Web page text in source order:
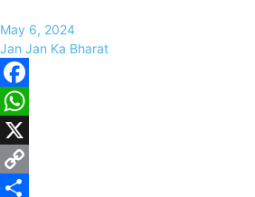
May 6, 2024
Jan Jan Ka Bharat
Facebook
WhatsApp
X
Copy